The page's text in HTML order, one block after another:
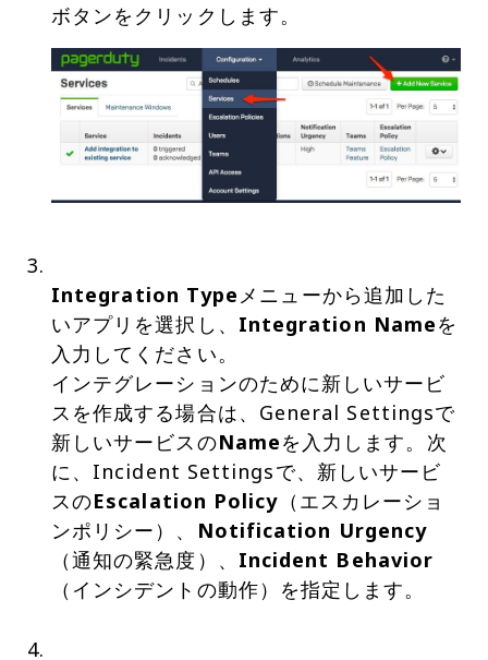
Integration Type メニューから追加した
いアプリを選択し、 Integration Nameを
入力してください。
インテグレーションのために新しいサービ
スを作成する場合は、General Settingsで
新しいサービスのNameを入力します。次
に、Incident Settingsで、新しいサービ
スのEscalation Policy （エスカレーショ
ンポリシー）、
Notification Urgency
（通知の緊急度）、 Incident Behavior
（インシデントの動作）を指定します。